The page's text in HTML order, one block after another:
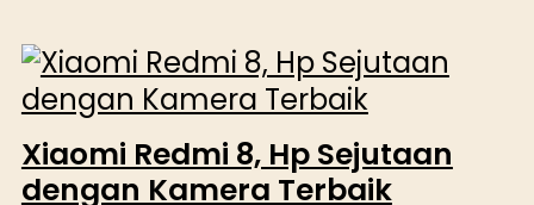
Xiaomi Redmi 8, Hp Sejutaan
dengan Kamera Terbaik